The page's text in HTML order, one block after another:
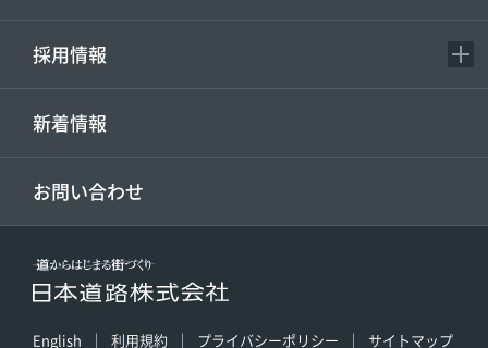
採用情報
新着情報
お問い合わせ
English 利用規約 プライバシーポリシー サイトマップ